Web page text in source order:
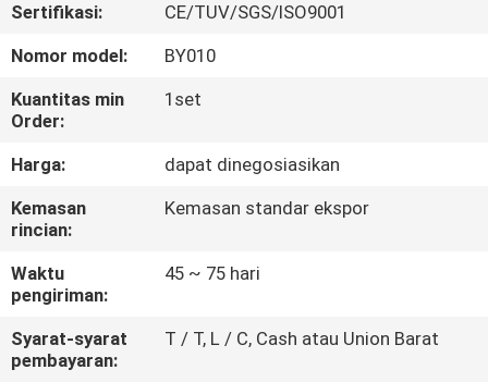
TAMPILAN
VR
TENTANG
KAMI
TUR
PABRIK
KONTROL
Sertifikasi:
CE/TUV/SGS/ISO9001
Nomor model:
BY010
Kuantitas min
Order:
1set
Harga:
dapat dinegosiasikan
Kemasan
rincian:
Kemasan standar ekspor
Waktu
pengiriman:
45 ~ 75 hari
Syarat-syarat
pembayaran:
T / T, L / C, Cash atau Union Barat